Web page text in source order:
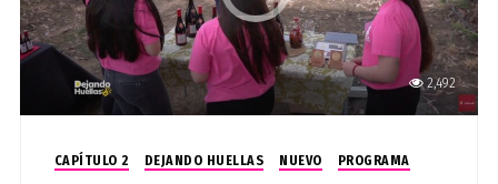
2,492
CAPÍTULO 2 DEJANDO HUELLAS NUEVO PROGRAMA